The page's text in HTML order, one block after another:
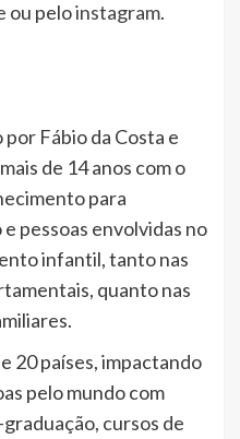
ou peloinstagram.
Fábio da Costa e
de 14 anos com o
para
pessoas envolvidas no
infantil, tanto nas
quanto nas
20 países, impactando
pelo mundo com
cursos de